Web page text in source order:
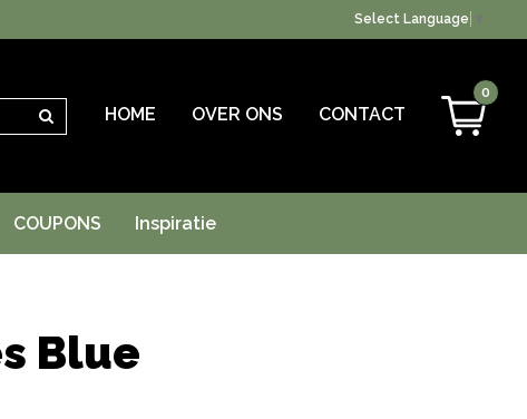
Select Language
Zoeken HOME OVER ONS CONTACT
0
COUPONS Inspiratie
Blue